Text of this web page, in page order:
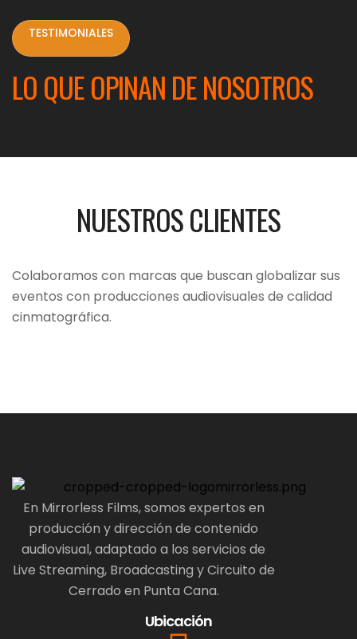
TESTIMONIALES
LO QUE OPINAN DE NOSOTROS
NUESTROS CLIENTES
Colaboramos con marcas que buscan globalizar sus
eventos con producciones audiovisuales de calidad
cinmatográfica.
En Mirrorless Films, somos expertos en
producción y dirección de contenido
audiovisual, adaptado a los servicios de
Live Streaming, Broadcasting y Circuito de
Cerrado en Punta Cana.
Ubicación